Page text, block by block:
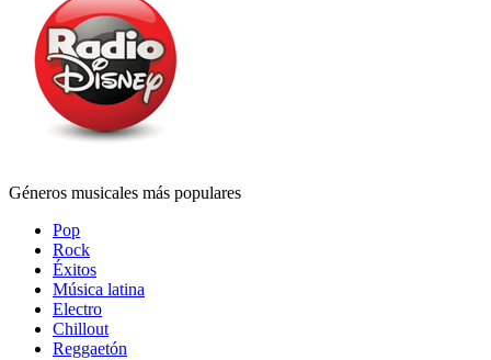
Géneros musicales más populares
Pop
Rock
Éxitos
Música latina
Electro
Chillout
Reggaetón